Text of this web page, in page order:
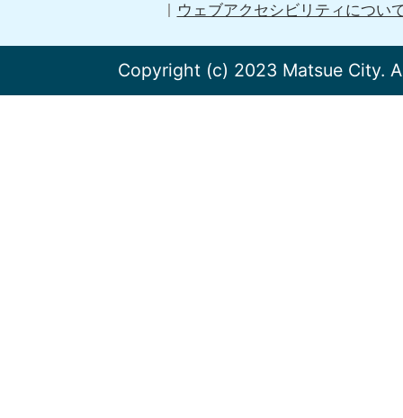
ウェブアクセシビリティについ
Copyright (c) 2023 Matsue City.